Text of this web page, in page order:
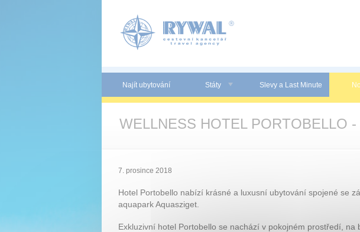
Najít ubytování Státy Slevy a Last Minute
WELLNESS HOTEL PORTOBELLO -
7. prosince 2018
Hotel Portobello nabízí krásné a luxusní ubytování spojené se
aquapark Aquasziget.
Exkluzivní hotel Portobello se nachází v pokojném prostředí, na